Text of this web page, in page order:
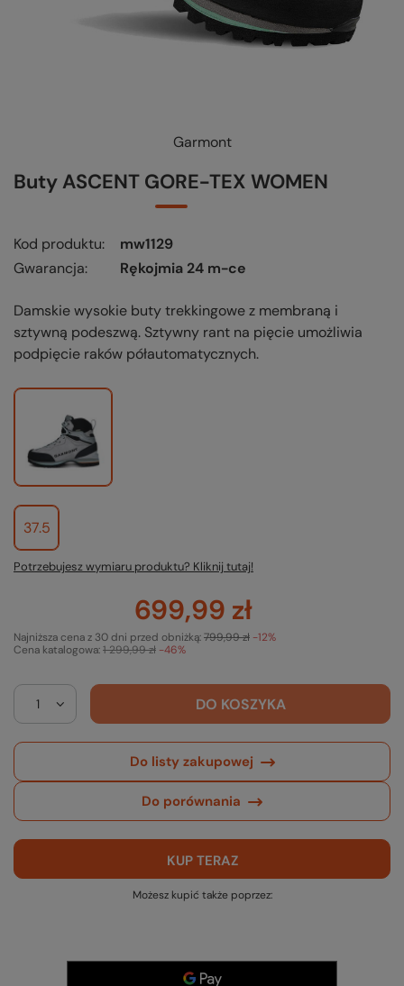
Garmont
Buty ASCENT GORE-TEX WOMEN
Kod produktu
mw1129
Gwarancja
Rękojmia 24 m-ce
Damskie wysokie buty trekkingowe z membraną i
sztywną podeszwą. Sztywny rant na pięcie umożliwia
podpięcie raków półautomatycznych.
37.5
Potrzebujesz wymiaru produktu? Kliknij tutaj!
699,99 zł
Cena katalogowa:1 299,99 zł -46%
Najniższa cena z 30 dni przed obniżką:799,99 zł -12%
DO KOSZYKA
Do listy zakupowej
Do porównania
KUP TERAZ
Możesz kupić także poprzez: